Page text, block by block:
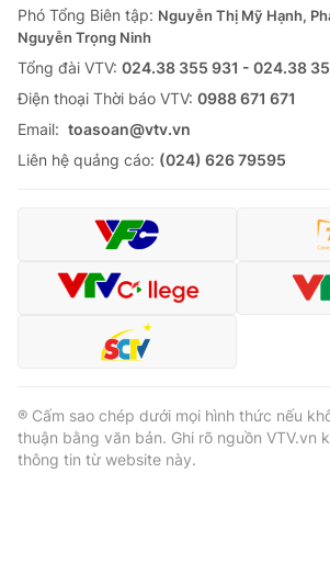
Phó Tổng Biên tập: Nguyễn Thị Mỹ Hạnh,
Nguyễn Trọng Ninh
Tổng đài VTV: 024.38 355 931 - 024.38
Ðiện thoại Thời báo VTV: 0988 671 671
Email: toasoan@vtv.vn
Liên hệ quảng cáo: (024) 626 79595
® Cấm sao chép dưới mọi hình thức nếu
thuận bằng văn bản. Ghi rõ nguồn VTV.vn
thông tin từ website này.